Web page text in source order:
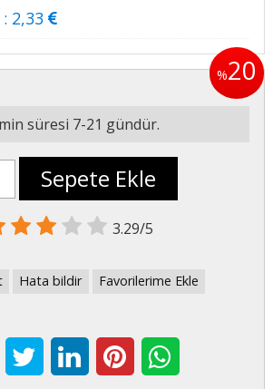
: 2,33
%20
süresi 7-21 gündür.
Sepete Ekle
3.29/5
Hata bildir Favorilerime Ekle